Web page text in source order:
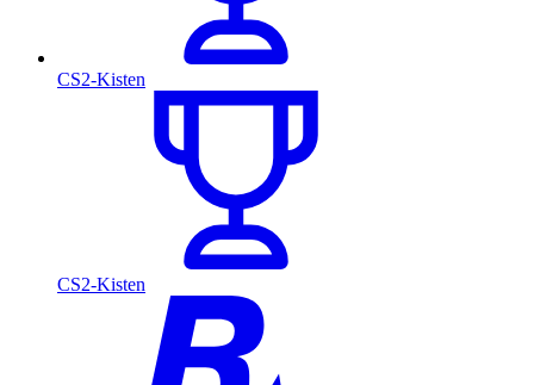
CS2-Kisten
CS2-Kisten